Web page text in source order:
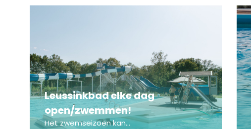
Leussinkbad elke dag
open/zwemmen!
Het zwemseizoen kan...